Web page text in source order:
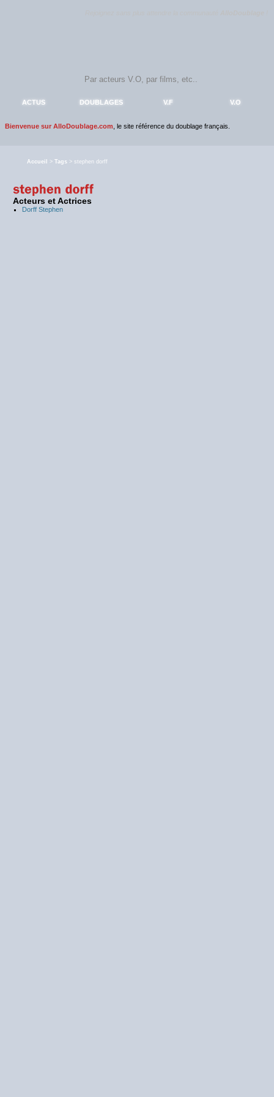
ACTUS DOUBLAGES V.F V.O
Bienvenue sur AlloDoublage.com , le site référence du doublage français.
Accueil > Tags > stephen dorff
Acteurs et Actrices
Dorff Stephen